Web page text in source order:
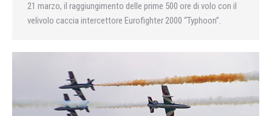
21 marzo, il raggiungimento delle prime 500 ore di volo con il
velivolo caccia intercettore Eurofighter 2000 “Typhoon”.